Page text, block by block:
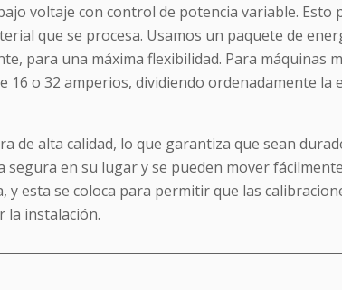
voltaje con control de potencia variable. Esto
que se procesa. Usamos un paquete de
para una máxima flexibilidad. Para máquinas
o 32 amperios, dividiendo ordenadamente la
de alta calidad, lo que garantiza que sean
en su lugar y se pueden mover
esta se coloca para permitir que las
la instalación.